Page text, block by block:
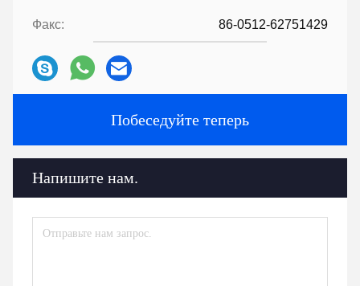
Факс: 86-0512-62751429
Побеседуйте теперь
Напишите нам.